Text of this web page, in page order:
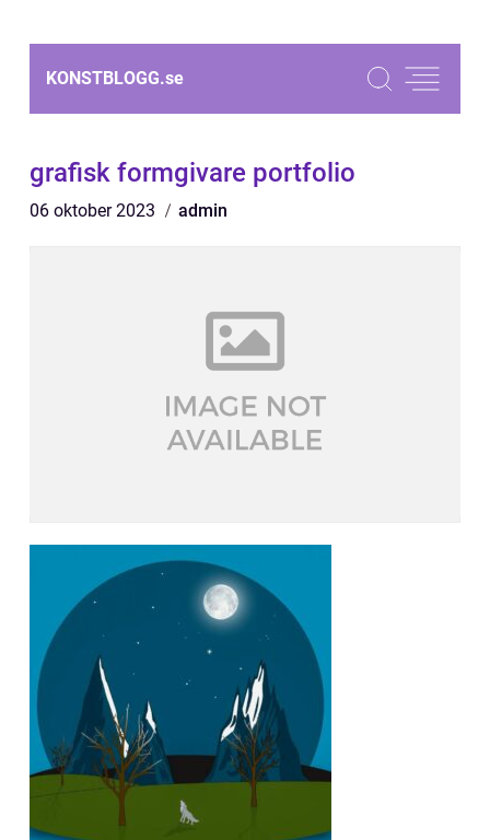
KONSTBLOGG.se
grafisk formgivare portfolio
06 oktober 2023 admin